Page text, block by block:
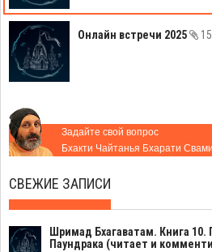
Онлайн встречи 2025
Задайте свой вопрос
Бхакти Чайтанья Бхарати Свами
СВЕЖИЕ ЗАПИСИ
Шримад Бхагаватам. Книга 10.
Паундрака (читает и